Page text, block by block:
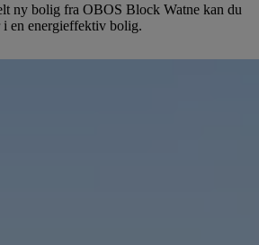
ny bolig fra OBOS Block Watne kan du
en energieffektiv bolig.